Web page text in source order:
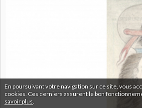
En poursuivant votre navigation sur ce site, vous
cookies. Ces derniers assurent le bon
savoir plus